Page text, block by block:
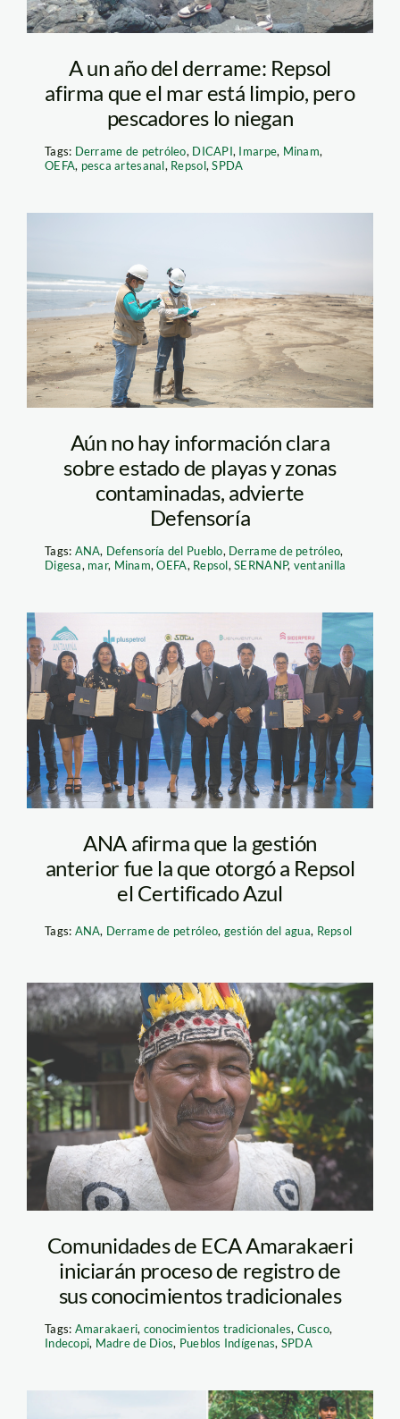
A un año del derrame: Repsol
afirma que el mar está limpio, pero
pescadores lo niegan
Tags: Derrame de petróleo, DICAPI, Imarpe, Minam,
OEFA, pesca artesanal, Repsol,SPDA
repsol derrame – oefa
Aún no hay información clara
sobre estado de playas y zonas
contaminadas, advierte
Defensoría
Tags: ANA, Defensoría del Pueblo, Derrame de petróleo,
Digesa, mar, Minam,OEFA, Repsol,SERNANP, ventanilla
repsol – ana
ANA afirma que la gestión
anterior fue la que otorgó a Repsol
el Certificado Azul
Tags: ANA, Derrame de petróleo, gestión del agua, Repsol
harakbut – purus -
manu – amarakaeri –
diego perez- spda
Comunidades de ECA Amarakaeri
iniciarán proceso de registro de
sus conocimientos tradicionales
Tags: Amarakaeri, conocimientos tradicionales, Cusco,
Indecopi, Madre de Dios, Pueblos Indígenas, SPDA